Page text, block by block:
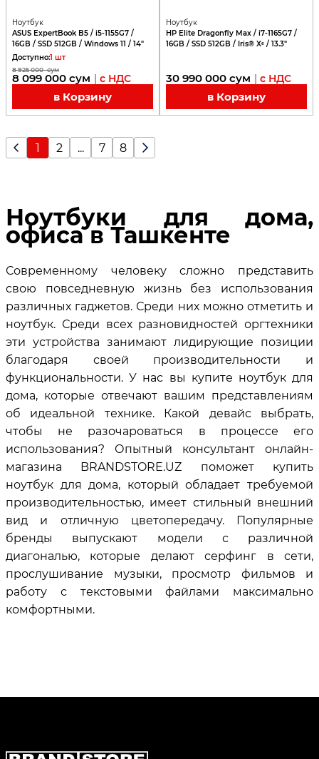
Ноутбук
ASUS ExpertBook B5 / i5-1155G7 /
16GB / SSD 512GB / Windows 11 / 14"
Доступно:1 шт
8 925 000 сум
8 099 000 сум | с НДС
в Корзину
Ноутбук
HP Elite Dragonfly Max / i7-1165G7 /
16GB / SSD 512GB / Iris® Xᵉ / 13.3"
30 990 000 сум | с НДС
в Корзину
1 2 ... 7 8
Ноутбуки для дома,
офиса в Ташкенте
Современному человеку сложно представить
свою повседневную жизнь без использования
различных гаджетов. Среди них можно отметить и
ноутбук. Среди всех разновидностей оргтехники
эти устройства занимают лидирующие позиции
благодаря своей производительности и
функциональности. У нас вы купите ноутбук для
дома, которые отвечают вашим представлениям
об идеальной технике. Какой девайс выбрать,
чтобы не разочароваться в процессе его
использования? Опытный консультант онлайн-
магазина BRANDSTORE.UZ поможет купить
ноутбук для дома, который обладает требуемой
производительностью, имеет стильный внешний
вид и отличную цветопередачу. Популярные
бренды выпускают модели с различной
диагональю, которые делают серфинг в сети,
прослушивание музыки, просмотр фильмов и
работу с текстовыми файлами максимально
комфортными.